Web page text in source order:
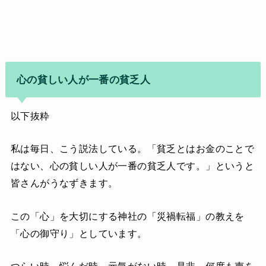
心の貧しい人が一番の貧乏人
以下抜粋
私は毎日、こう説法している。「貧乏とはお金のことで
はない、心の貧しい人が一番の貧乏人です。」というと
皆さんがうなずきます。
この「心」を大切にする神社の「災禍転福」の教えを
「心の御守り」としています。